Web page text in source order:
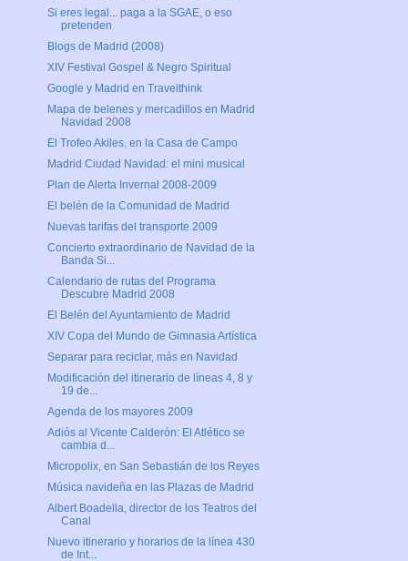
Si eres legal... paga a la SGAE, o eso
pretenden
Blogs de Madrid (2008)
XIV Festival Gospel & Negro Spiritual
Google y Madrid en Travelthink
Mapa de belenes y mercadillos en Madrid
Navidad 2008
El Trofeo Akiles, en la Casa de Campo
Madrid Ciudad Navidad: el mini musical
Plan de Alerta Invernal 2008-2009
El belén de la Comunidad de Madrid
Nuevas tarifas del transporte 2009
Concierto extraordinario de Navidad de la
Banda Si...
Calendario de rutas del Programa
Descubre Madrid 2008
El Belén del Ayuntamiento de Madrid
XIV Copa del Mundo de Gimnasia Artística
Separar para reciclar, más en Navidad
Modificación del itinerario de líneas 4, 8 y
19 de...
Agenda de los mayores 2009
Adiós al Vicente Calderón: El Atlético se
cambia d...
Micropolix, en San Sebastián de los Reyes
Música navideña en las Plazas de Madrid
Albert Boadella, director de los Teatros del
Canal
Nuevo itinerario y horarios de la línea 430
de Int...